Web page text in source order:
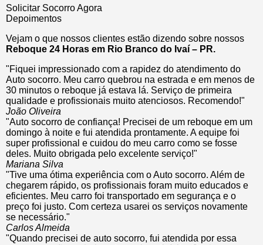
Solicitar Socorro Agora
Depoimentos
Vejam o que nossos clientes estão dizendo sobre nossos
Reboque 24 Horas em Rio Branco do Ivaí – PR.
"Fiquei impressionado com a rapidez do atendimento do
Auto socorro. Meu carro quebrou na estrada e em menos de
30 minutos o reboque já estava lá. Serviço de primeira
qualidade e profissionais muito atenciosos. Recomendo!"
João Oliveira
"Auto socorro de confiança! Precisei de um reboque em um
domingo à noite e fui atendida prontamente. A equipe foi
super profissional e cuidou do meu carro como se fosse
deles. Muito obrigada pelo excelente serviço!"
Mariana Silva
"Tive uma ótima experiência com o Auto socorro. Além de
chegarem rápido, os profissionais foram muito educados e
eficientes. Meu carro foi transportado em segurança e o
preço foi justo. Com certeza usarei os serviços novamente
se necessário."
Carlos Almeida
"Quando precisei de auto socorro, fui atendida por essa